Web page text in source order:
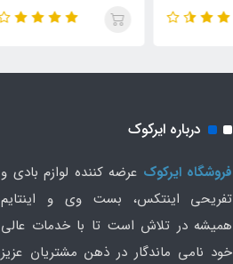
درباره ایرکوک
فروشگاه ایرکوک عرضه کننده لوازم بادی و
تفریحی اینتکس، بست وی و اینتایم
همیشه در تلاش است تا با خدمات عالی
خود نامی ماندگار در ذهن مشتریان عزیز